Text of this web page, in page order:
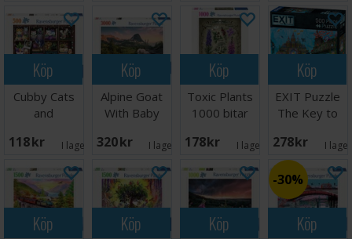
Köp
Cubby Cats
and
500 bitar
118 SEK I lager: 2
Köp
Alpine Goat
With Baby
320 SEK I lager:
Köp
Toxic Plants
1000 bitar
178 SEK I lager: 2
Köp
EXIT Puzzle
The Key to
278 SEK I
Köp Köp Köp Köp
30%